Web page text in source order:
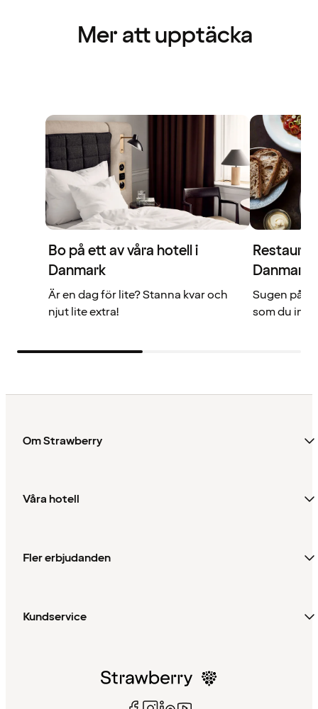
Mer att upptäcka
Bo på ett av våra hotell i
Danmark
Är en dag för lite? Stanna kvar och
njut lite extra!
Danmark
Sugen på
som du inte
Om Strawberry
Våra hotell
Fler erbjudanden
Kundservice